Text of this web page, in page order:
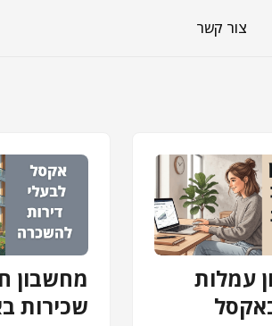
צור קשר
עמלות
מחשבון
שכירות